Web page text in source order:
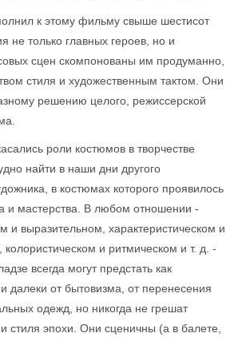
к этому фильму свыше шестисот
не только главных героев, но и
сцен скомпонованы им продуманно,
стиля и художественным тактом. Они
решению целого, режиссерской
роли костюмов в творчестве
найти в наши дни другого
в костюмах которого проявилось
и мастерства. В любом отношении -
и выразительном, характеристическом и
колористическом и ритмическом и т. д. -
всегда могут предстать как
далеки от бытовизма, от перенесения
одежд, но никогда не грешат
стиля эпохи. Они сценичны (а в балете,